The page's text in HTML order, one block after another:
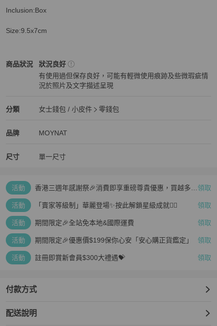
Inclusion:Box
Size:9.5x7cm
商品狀況
MOYNAT 女士錢包 / 小皮件
狀況良好
有使用過但保存良好，可能有輕微使用痕跡及些微瑕疵情
況於照片及文字描述呈現
分類
MOYNAT 女士錢包 / 小皮件分類資訊
女士錢包 / 小皮件
零錢包
品牌
MOYNAT 精品女士錢包 / 小皮件
MOYNAT
MOYNAT 推薦清單
尺寸 單一尺寸
活動
香港三週年感謝祭🎉消費即享重磅尊貴優惠，買越多、 領取
活動 「賣家等級制」華麗登場✨按此解鎖星級成就👆🏻 領取
活動 期間限定🎉全站免本地&國際運費 領取
活動 期間限定🎉優惠價$199保你心安「安心購正貨鑑定」 領取
活動 註冊即賞新會員$300大禮遇💝 領取
付款方式
配送說明